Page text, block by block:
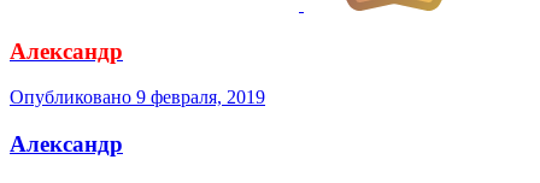
Александр
Опубликовано 9 февраля, 2019
Александр